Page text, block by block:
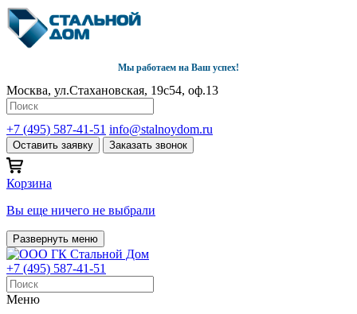
Мы работаем на Ваш успех!
Москва, ул.Стахановская, 19с54, оф.13
+7 (495) 587-41-51 info@stalnoydom.ru
Оставить заявку Заказать звонок
Корзина
Вы еще ничего не выбрали
Развернуть меню
+7 (495) 587-41-51
Меню